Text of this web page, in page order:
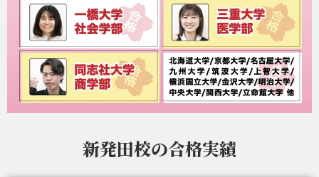
新発田校の合格実績